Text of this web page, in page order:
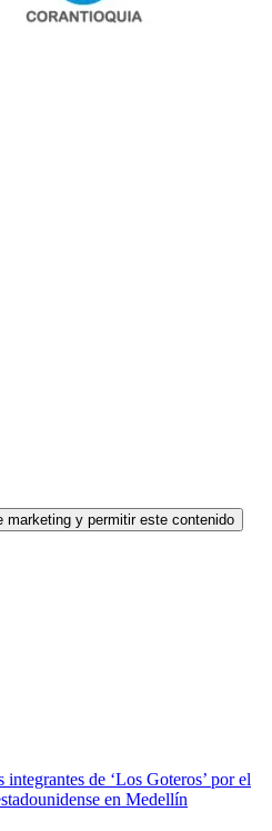
marketing y permitir este contenido
integrantes de ‘Los Goteros’ por el
en Medellín